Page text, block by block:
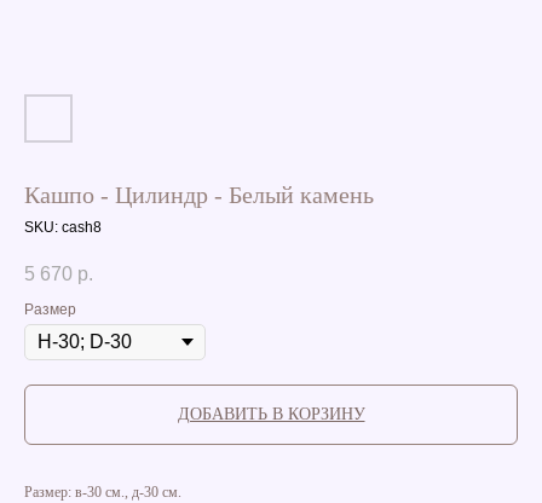
Кашпо - Цилиндр - Белый камень
SKU: cash8
5 670 р.
Размер
ДОБАВИТЬ В КОРЗИНУ
Размер: в-30 см., д-30 см.